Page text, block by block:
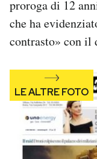
proroga di 12
che ha
contrasto» con il